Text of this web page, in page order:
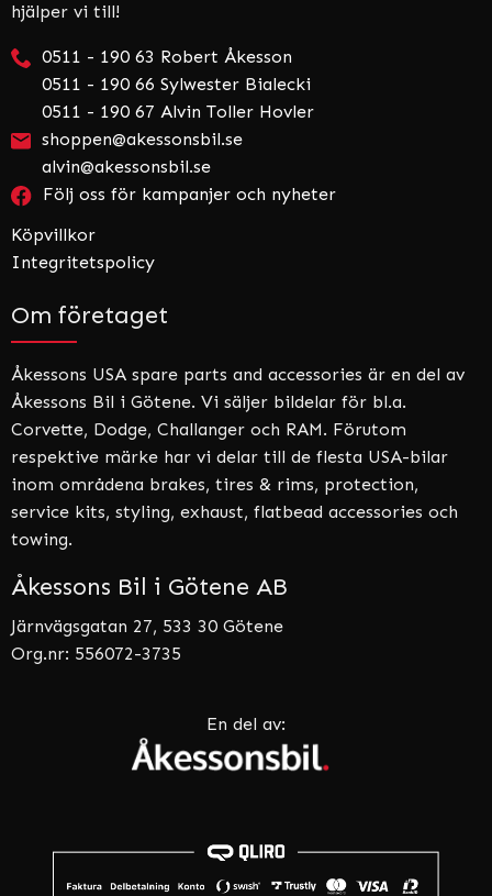
hjälper vi till!
0511 - 190 63 Robert Åkesson
0511 - 190 66 Sylwester Bialecki
0511 - 190 67 Alvin Toller Hovler
shoppen@akessonsbil.se
alvin@akessonsbil.se
Följ oss för kampanjer och nyheter
Köpvillkor
Integritetspolicy
Om företaget
Åkessons USA spare parts and accessories är en del av
Åkessons Bil i Götene. Vi säljer bildelar för bl.a.
Corvette, Dodge, Challanger och RAM. Förutom
respektive märke har vi delar till de flesta USA-bilar
inom områdena brakes, tires & rims, protection,
service kits, styling, exhaust, flatbead accessories och
towing.
Åkessons Bil i Götene AB
Järnvägsgatan 27, 533 30 Götene
Org.nr: 556072-3735
En del av: